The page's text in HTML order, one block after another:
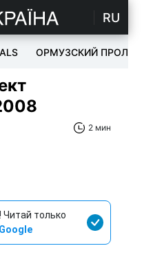
RU
ОРМУЗСКИЙ ПРОЛИВ
2 мин
только